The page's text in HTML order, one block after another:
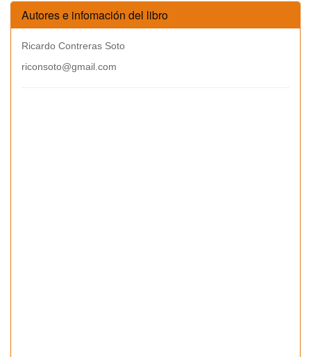
Autores e infomación del libro
Ricardo Contreras Soto
riconsoto@gmail.com